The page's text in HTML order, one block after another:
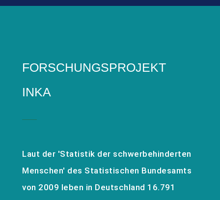
FORSCHUNGSPROJEKT
INKA
Laut der 'Statistik der schwerbehinderten
Menschen' des Statistischen Bundesamts
von 2009 leben in Deutschland 16.791